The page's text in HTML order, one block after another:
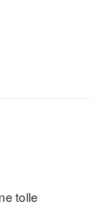
tolle